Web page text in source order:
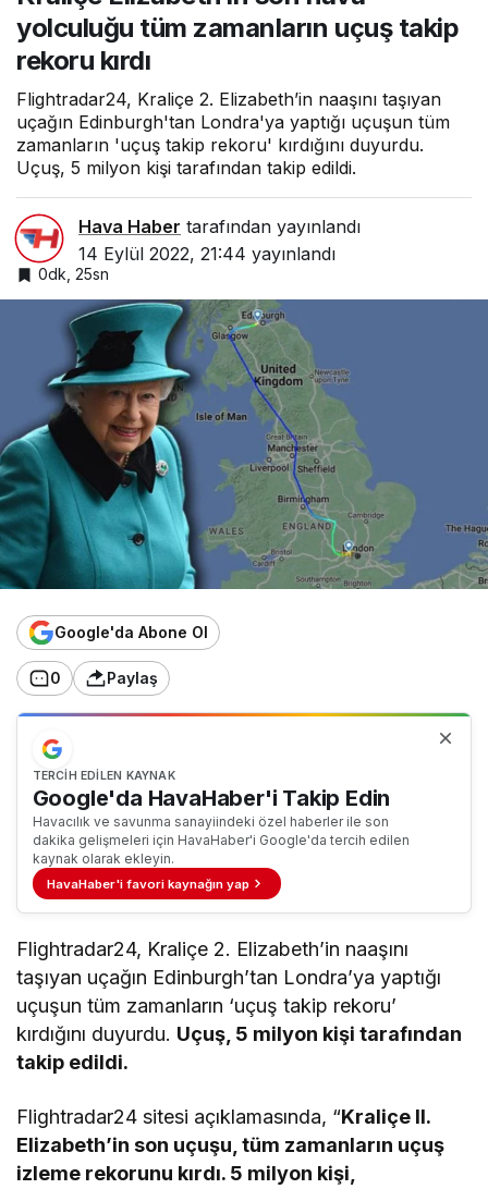
yolculuğu tüm zamanların uçuş takip
rekoru kırdı
Flightradar24, Kraliçe 2. Elizabeth’in naaşını taşıyan
uçağın Edinburgh'tan Londra'ya yaptığı uçuşun tüm
zamanların 'uçuş takip rekoru' kırdığını duyurdu.
Uçuş, 5 milyon kişi tarafından takip edildi.
Hava Haber tarafından yayınlandı
14 Eylül 2022, 21:44 yayınlandı
0dk, 25sn
Google'da Abone Ol
0 Paylaş
TERCIH EDILEN KAYNAK
Google'da HavaHaber'i Takip Edin
Havacılık ve savunma sanayiindeki özel haberler ile son
dakika gelişmeleri için HavaHaber'i Google'da tercih edilen
kaynak olarak ekleyin.
HavaHaber'i favori kaynağın yap
Flightradar24, Kraliçe 2. Elizabeth’in naaşını
taşıyan uçağın Edinburgh’tan Londra’ya yaptığı
uçuşun tüm zamanların ‘uçuş takip rekoru’
kırdığını duyurdu. Uçuş, 5 milyon kişi tarafından
takip edildi.
Flightradar24 sitesi açıklamasında, “Kraliçe II.
Elizabeth’in son uçuşu, tüm zamanların uçuş
izleme rekorunu kırdı. 5 milyon kişi,